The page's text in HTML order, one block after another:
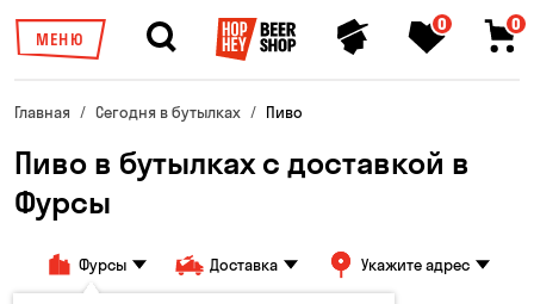
МЕНЮ
0 0
Главная Сегодня в бутылках Пиво
Пиво в бутылках с доставкой в
Фурсы
Фурсы Доставка Укажите адрес